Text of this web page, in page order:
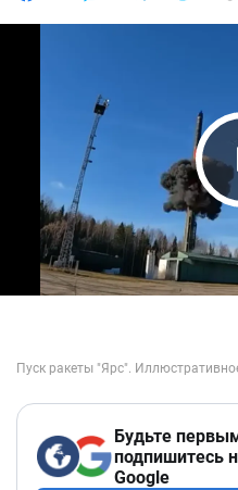
Будьте
подпишитесь
Google